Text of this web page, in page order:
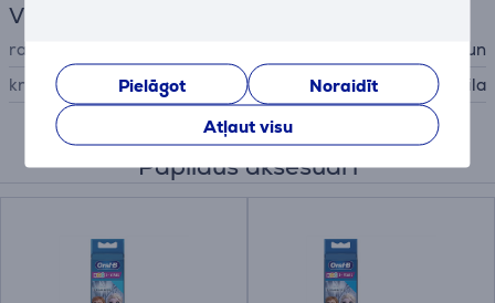
Pielāgot
Noraidīt
Atļaut visu
Vispārējais parametrs
ražotājs
Braun
krāsa
zila
Papildus aksesuāri